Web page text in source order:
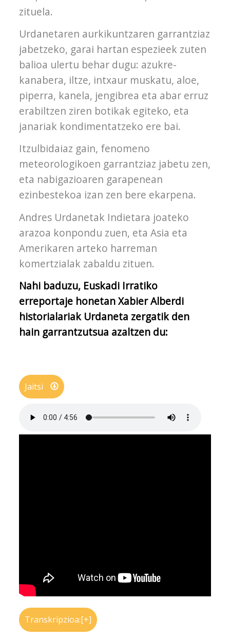
zituela.
Urdanetaren aurkikuntzaren garrantziaz
jabetzeko, garai hartan espezieek zuten
balioa ulertu behar dugu: azukre-
kanabera, iltze, intxaur muskatu, aloe,
piperra, kanela, jengibrea eta abar erruz
erabiltzen ziren botikak egiteko, eta
janariak kondimentatzeko ere bai.
Itzulbidaiaz gain, fenomeno
meteorologikoen garrantziaz jabetu zen,
eta nabigazioaren garapenean
ezinbestekoa izan zen bere ekarpena.
Andres Urdanetak Indietara joateko
arazoa konpondu zuen, eta Asia eta
Amerikaren arteko harreman
komertzialak zabaldu zituen.
Nahi baduzu, Euskadi Irratiko
erreportaje honetan Xabier Alberdi
historialariak Urdaneta zergatik den
hain garrantzutsua azaltzen du:
Jaitsi
Transkripzioa:[+]